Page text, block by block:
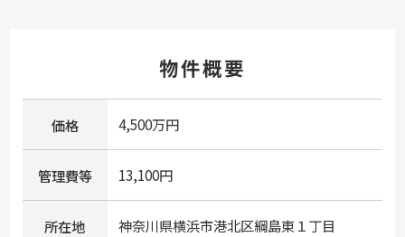
物件概要
価格 4,500万円
管理費等 13,100円
所在地 神奈川県横浜市港北区綱島東１丁目